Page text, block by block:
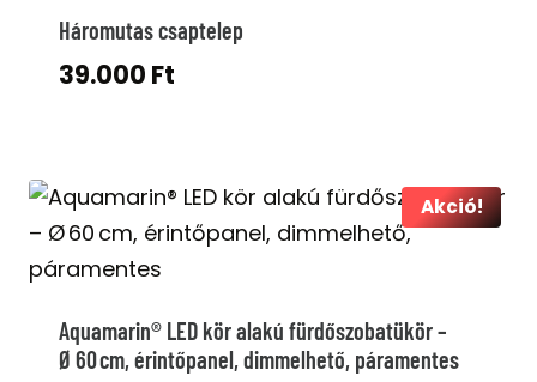
Háromutas csaptelep
39.000 Ft
Akció!
Aquamarin® LED kör alakú fürdőszobatükör –
Ø 60 cm, érintőpanel, dimmelhető, páramentes